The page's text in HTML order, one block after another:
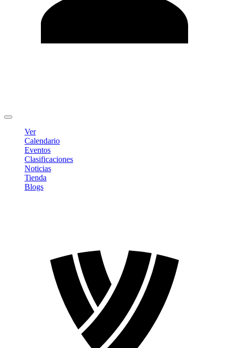
Ver
Calendario
Eventos
Clasificaciones
Noticias
Tienda
Blogs